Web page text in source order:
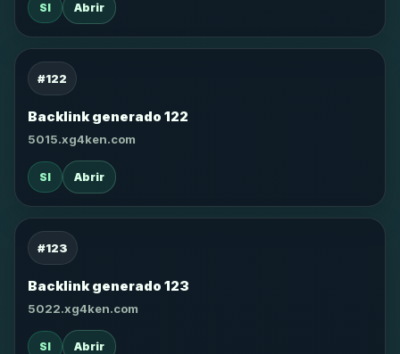
SI Abrir
#122
Backlink generado 122
5015.xg4ken.com
SI Abrir
#123
Backlink generado 123
5022.xg4ken.com
SI Abrir